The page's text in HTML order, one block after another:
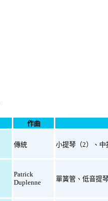
作曲
傳統 小提琴（2） 、 中
Patrick
Duplenne
單簧管 、低音提